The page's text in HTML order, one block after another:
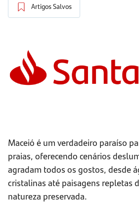
Artigos Salvos
Maceió é um verdadeiro paraíso
praias, oferecendo cenários
agradam todos os gostos, desde
cristalinas até paisagens repletas
natureza preservada.